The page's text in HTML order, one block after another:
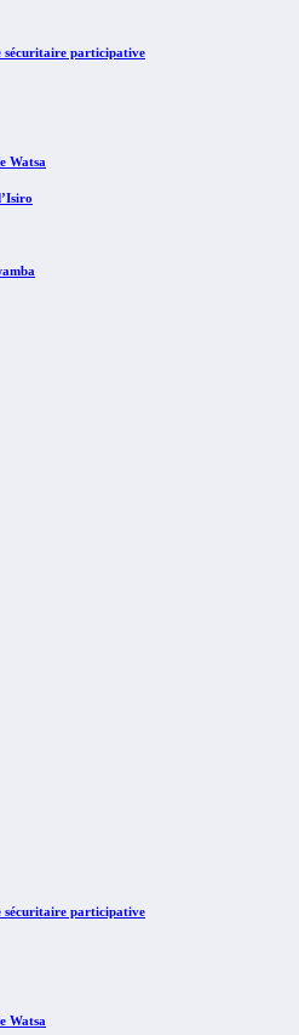
sécuritaire participative
Watsa
sécuritaire participative
Watsa